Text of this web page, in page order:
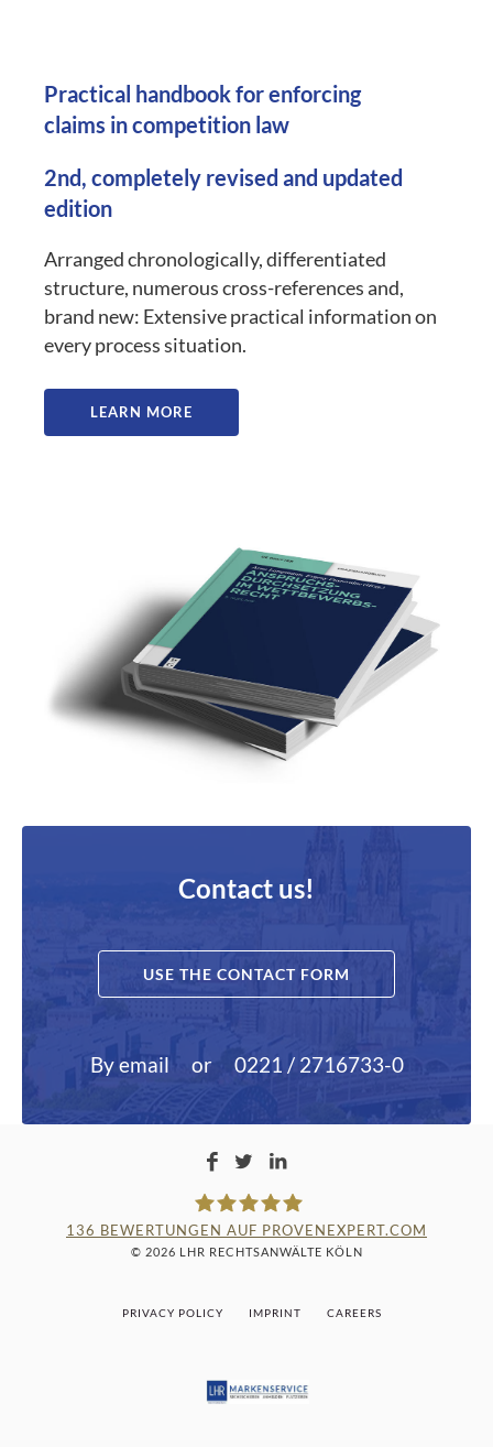
Practical handbook for enforcing
claims in competition law
2nd, completely revised and updated
edition
Arranged chronologically, differentiated
structure, numerous cross-references and,
brand new: Extensive practical information on
every process situation.
LEARN MORE
Contact us!
USE THE CONTACT FORM
By email or 0221 / 2716733-0
136 BEWERTUNGEN AUF PROVENEXPERT.COM
© 2026 LHR RECHTSANWÄLTE KÖLN
PRIVACY POLICY IMPRINT CAREERS